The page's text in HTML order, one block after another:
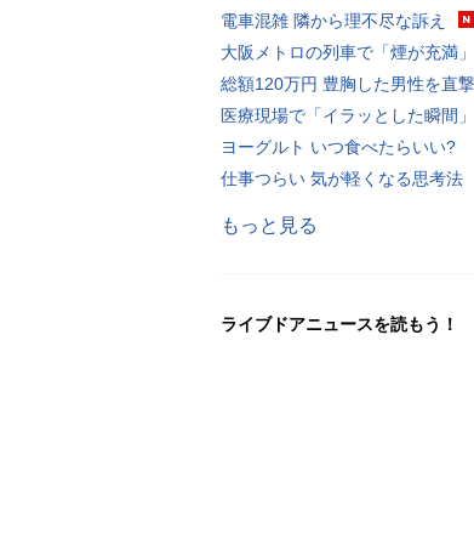
電車混雑 隣から理不尽な訴え
大阪メトロの列車で「煙が充満」
総額120万円 豊胸した男性を直撃
医療現場で「イラッとした瞬間」
ヨーグルト いつ食べたらいい?
仕事つらい 気が軽くなる思考法
もっと見る
ライブドアニュースを読もう！